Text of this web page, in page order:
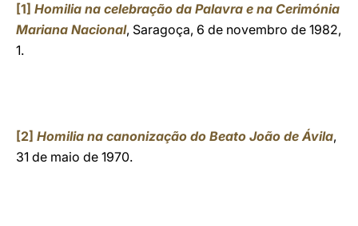
[1] Homilia na celebração da Palavra e na Cerimónia
Mariana Nacional, Saragoça, 6 de novembro de 1982,
1.
[2] Homilia na canonização do Beato João de Ávila,
31 de maio de 1970.